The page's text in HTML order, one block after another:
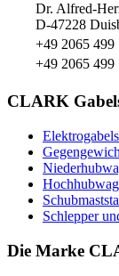
Dr. Alfred-
D-47228
+49 2065 499
+49 2065 499
CLARK
Schlepper
Die Marke